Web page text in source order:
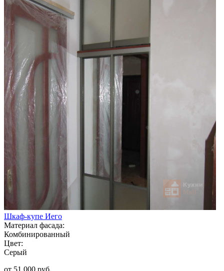
Шкаф-купе Иего
Материал фасада:
Комбинированный
Цвет:
Серый
от 51 000 руб.